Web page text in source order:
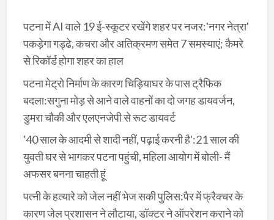
पटना में AI वाले 19 ई-स्कूटर रखेंगे शहर पर नजर:'नगर नेत्रा'
पकड़ेगा गड्ढे, कचरा और अतिक्रमण समेत 7 समस्याएं; कैमरे
से रिकॉर्ड होगा शहर का हाल
पटना मेट्रो निर्माण के कारण चिड़ियाघर के पास ट्रैफिक
बदला:सगुना मोड़ से आने वाले वाहनों का दो जगह डायवर्जन,
डुमरा चौकी और एलएनजेपी से रूट डायवर्ट
'40 साल के आदमी से शादी नहीं, पढ़ाई करनी है':21 साल की
युवती घर से भागकर पटना पहुंची, महिला आयोग में बोली- मैं
अफसर बनना चाहती हूं
पत्नी के हत्यारे को जेल नहीं भेज सकी पुलिस:पैर में फ्रैक्चर के
कारण जेल प्रशासन ने लौटाया, डॉक्टर ने ऑपरेशन कराने को